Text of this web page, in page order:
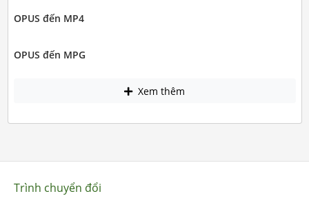
OPUS đến MP4
OPUS đến MPG
Xem thêm
Trình chuyển đổi